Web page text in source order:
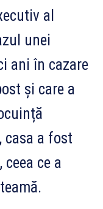
al
unei
ani în cazare
și care a
casa a fost
ce a